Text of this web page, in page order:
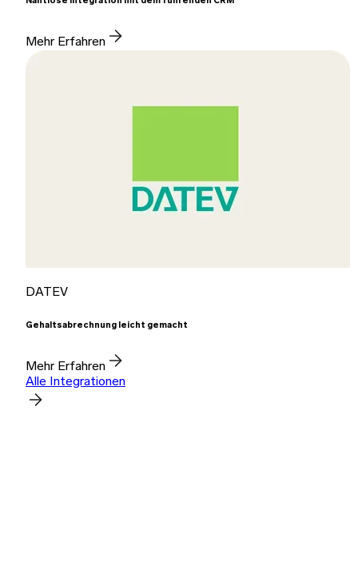
Mehr Erfahren
DATEV
Gehaltsabrechnung leicht gemacht
Mehr Erfahren
Alle Integrationen